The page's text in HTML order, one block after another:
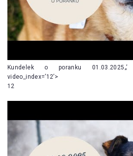
Kundelek o poranku 01.03.2025„’
video_index=’12’>
12